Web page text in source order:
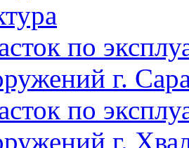
по
г.
по
г.